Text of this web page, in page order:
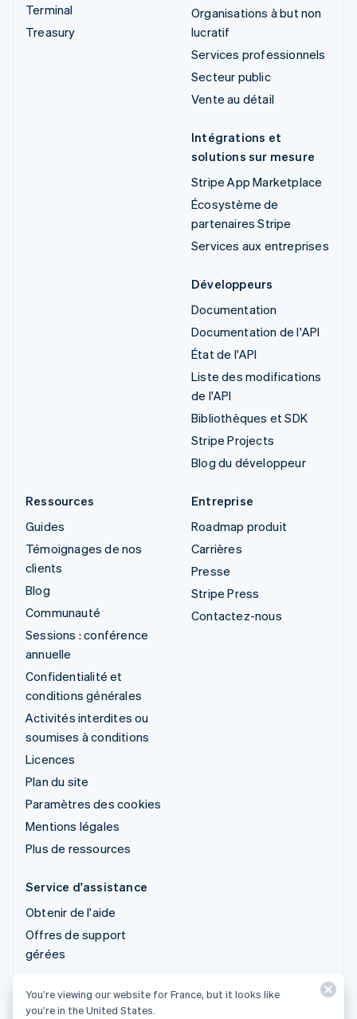
Terminal
Treasury
Organisations à but non
lucratif
Services professionnels
Secteur public
Vente au détail
Intégrations et
solutions sur mesure
Stripe App Marketplace
Écosystème de
partenaires Stripe
Services aux entreprises
Développeurs
Documentation
Documentation de l'API
État de l'API
Liste des modifications
de l'API
Bibliothèques et SDK
Stripe Projects
Blog du développeur
Ressources
Guides
Témoignages de nos
clients
Blog
Communauté
Sessions : conférence
annuelle
Confidentialité et
conditions générales
Activités interdites ou
soumises à conditions
Licences
Plan du site
Paramètres des cookies
Mentions légales
Plus de ressources
Entreprise
Roadmap produit
Carrières
Presse
Stripe Press
Contactez-nous
Service d'assistance
Obtenir de l'aide
Offres de support
gérées
© 2026 Stripe, LLC
You’re viewing our website for France, but it looks like
you’re in the United States.